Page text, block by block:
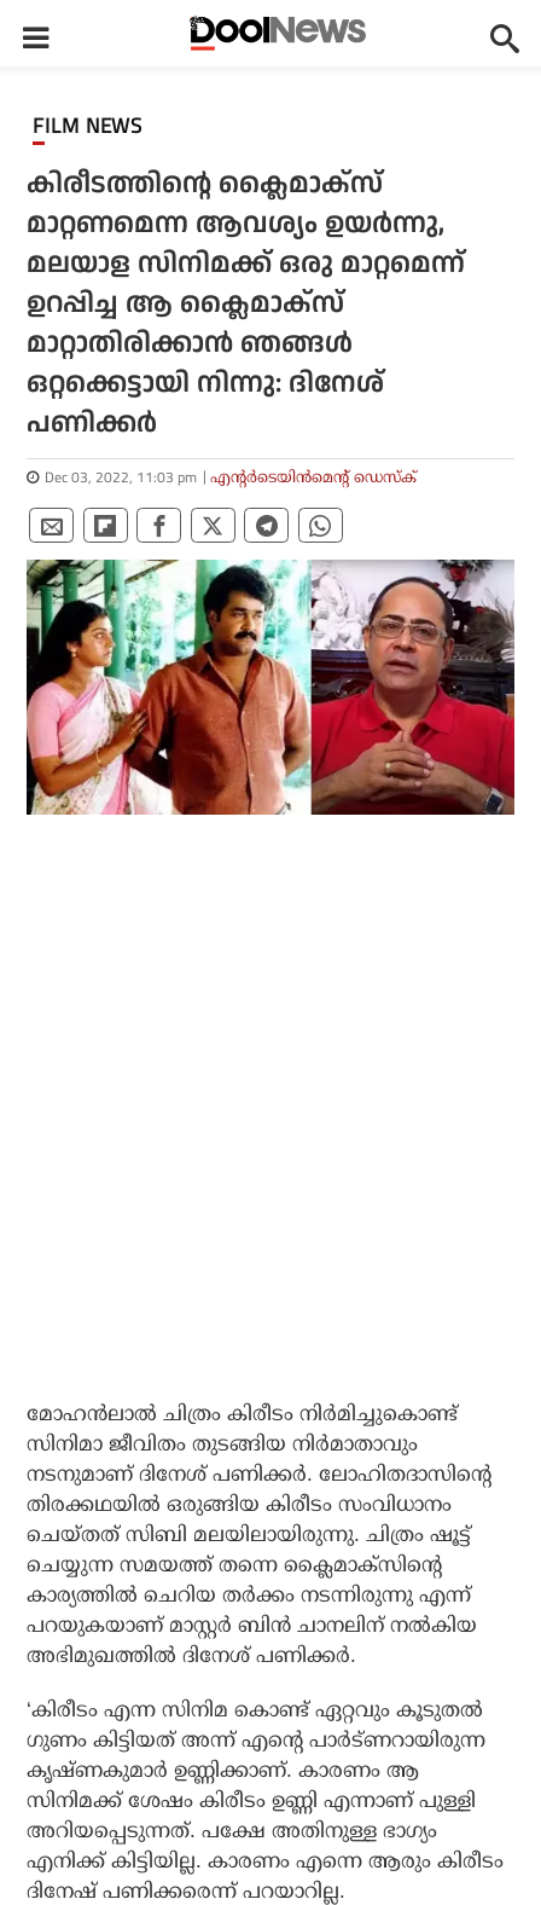
FILM NEWS
കിരീടത്തിന്റെ ക്ലൈമാക്‌സ്
മാറ്റണമെന്ന ആവശ്യം ഉയര്‍ന്നു,
മലയാള സിനിമക്ക് ഒരു മാറ്റമെന്ന്
ഉറപ്പിച്ച ആ ക്ലൈമാക്‌സ്
മാറ്റാതിരിക്കാന്‍ ഞങ്ങള്‍
ഒറ്റക്കെട്ടായി നിന്നു: ദിനേശ്
പണിക്കര്‍
Dec 03, 2022, 11:03 pm എന്റര്‍ടെയിന്‍മെന്റ് ഡെസ്‌ക്
മോഹന്‍ലാല്‍ ചിത്രം കിരീടം നിര്‍മിച്ചുകൊണ്ട്
സിനിമാ ജീവിതം തുടങ്ങിയ നിര്‍മാതാവും
നടനുമാണ് ദിനേശ് പണിക്കര്‍. ലോഹിതദാസിന്റെ
തിരക്കഥയില്‍ ഒരുങ്ങിയ കിരീടം സംവിധാനം
ചെയ്തത് സിബി മലയിലായിരുന്നു. ചിത്രം ഷൂട്ട്
ചെയ്യുന്ന സമയത്ത് തന്നെ ക്ലൈമാക്‌സിന്റെ
കാര്യത്തില്‍ ചെറിയ തര്‍ക്കം നടന്നിരുന്നു എന്ന്
പറയുകയാണ് മാസ്റ്റര്‍ ബിന്‍ ചാനലിന് നല്‍കിയ
അഭിമുഖത്തില്‍ ദിനേശ് പണിക്കര്‍.
‘കിരീടം എന്ന സിനിമ കൊണ്ട് ഏറ്റവും കൂടുതല്‍
ഗുണം കിട്ടിയത് അന്ന് എന്റെ പാര്‍ട്ണറായിരുന്ന
കൃഷ്ണകുമാര്‍ ഉണ്ണിക്കാണ്. കാരണം ആ
സിനിമക്ക് ശേഷം കിരീടം ഉണ്ണി എന്നാണ് പുള്ളി
അറിയപ്പെടുന്നത്. പക്ഷേ അതിനുള്ള ഭാഗ്യം
എനിക്ക് കിട്ടിയില്ല. കാരണം എന്നെ ആരും കിരീടം
ദിനേഷ് പണിക്കരെന്ന് പറയാറില്ല.